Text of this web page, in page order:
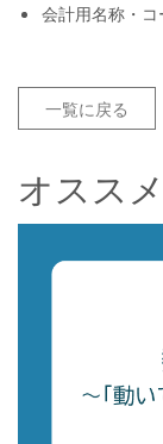
会計用名称・
一覧に戻る
オスス